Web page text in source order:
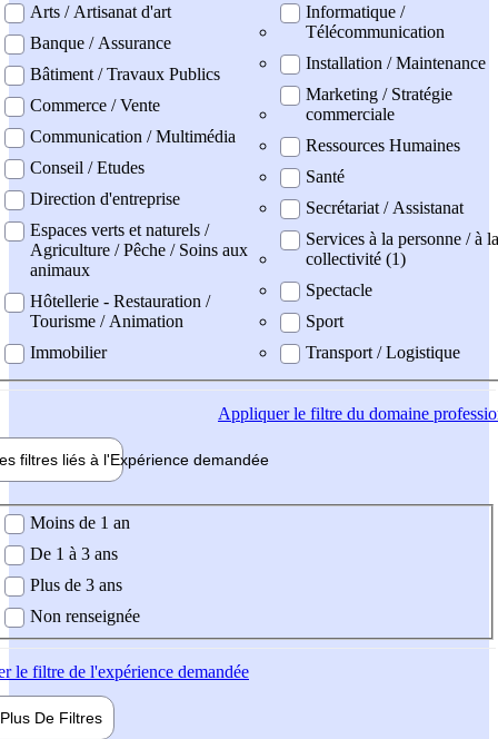
Arts / Artisanat d'art
Banque / Assurance
Bâtiment / Travaux Publics
Commerce / Vente
Communication / Multimédia
Conseil / Etudes
Direction d'entreprise
Espaces verts et naturels /
Agriculture / Pêche / Soins aux
animaux
Hôtellerie - Restauration /
Tourisme / Animation
Immobilier
Informatique /
Télécommunication
Installation / Maintenance
Marketing / Stratégie
commerciale
Ressources Humaines
Santé
Secrétariat / Assistanat
Services à la personne / à la
collectivité (1)
Spectacle
Sport
Transport / Logistique
Appliquerle filtre du domaine
filtres liés à l'Expérience demandée
demandée
Moins de 1 an
De 1 à 3 ans
Plus de 3 ans
Non renseignée
le filtre de l'expérience demandée
Plus De Filtres